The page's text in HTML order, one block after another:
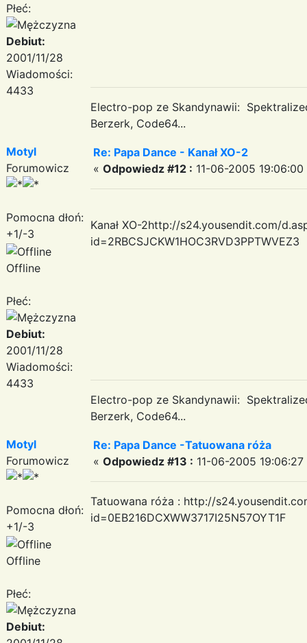
Płeć:
Debiut:
2001/11/28
Wiadomości:
4433
Electro-pop ze Skandynawii:
Berzerk, Code64...
Motyl
Forumowicz
Pomocna dłoń:
+1/-3
Offline
Płeć:
Debiut:
2001/11/28
Wiadomości:
4433
Re: Papa Dance - Kanał XO-2
« Odpowiedz #12 : 11-06-2005 19:06:00
Kanał XO-2http://s24.yousendit.com/
id=2RBCSJCKW1HOC3RVD3PPTWVEZ3
Electro-pop ze Skandynawii:
Berzerk, Code64...
Motyl
Forumowicz
Pomocna dłoń:
+1/-3
Offline
Płeć:
Debiut:
Re: Papa Dance -Tatuowana róża
« Odpowiedz #13 : 11-06-2005 19:06:27
Tatuowana róża : http://
id=0EB216DCXWW3717I25N57OYT1F